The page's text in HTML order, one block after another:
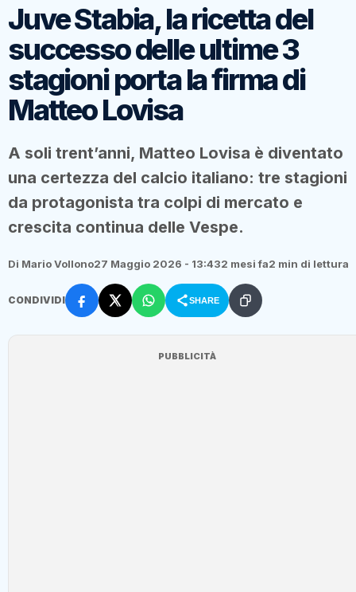
Juve Stabia, la ricetta del
successo delle ultime 3
stagioni porta la firma di
Matteo Lovisa
A soli trent’anni, Matteo Lovisa è diventato
una certezza del calcio italiano: tre stagioni
da protagonista tra colpi di mercato e
crescita continua delle Vespe.
Di Mario Vollono27 Maggio 2026 - 13:432 mesi fa2 min di lettura
CONDIVIDI SHARE
PUBBLICITÀ